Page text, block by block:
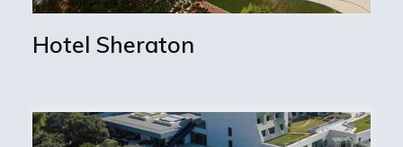
Hotel Sheraton